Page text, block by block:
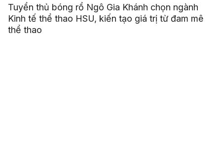
Tuyển thủ bóng rổ Ngô Gia Khánh chọn ngành
Kinh tế thể thao HSU, kiến tạo giá trị từ đam mê
thể thao